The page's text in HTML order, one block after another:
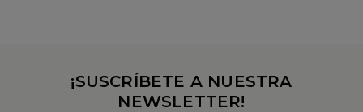
¡SUSCRÍBETE A NUESTRA
NEWSLETTER!